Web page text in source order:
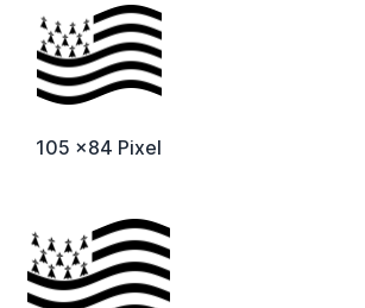
105 x84 Pixel